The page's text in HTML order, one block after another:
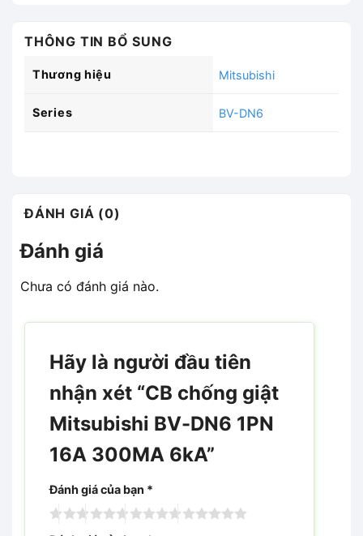
THÔNG TIN BỔ SUNG
Thương hiệu Mitsubishi
Series BV-DN6
ĐÁNH GIÁ (0)
Đánh giá
Chưa có đánh giá nào.
Hãy là người đầu tiên
nhận xét “CB chống giật
Mitsubishi BV-DN6 1PN
16A 300MA 6kA”
Đánh giá của bạn *